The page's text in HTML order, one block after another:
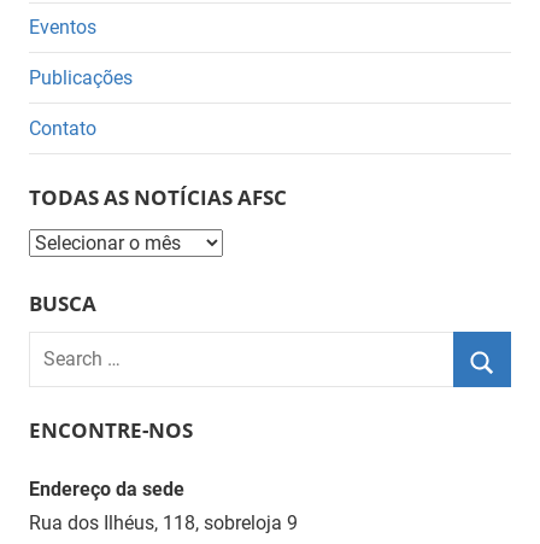
Eventos
Publicações
Contato
TODAS AS NOTÍCIAS AFSC
Todas
Notícias
BUSCA
Search
for:
ENCONTRE-NOS
Endereço da sede
Rua dos Ilhéus, 118, sobreloja 9